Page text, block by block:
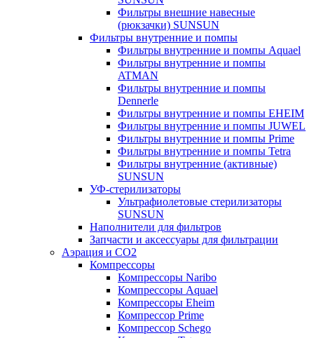
Фильтры внешние навесные
(рюкзачки) SUNSUN
Фильтры внутренние и помпы
Фильтры внутренние и помпы Aquael
Фильтры внутренние и помпы
ATMAN
Фильтры внутренние и помпы
Dennerle
Фильтры внутренние и помпы EHEIM
Фильтры внутренние и помпы JUWEL
Фильтры внутренние и помпы Prime
Фильтры внутренние и помпы Tetra
Фильтры внутренние (активные)
SUNSUN
УФ-стерилизаторы
Ультрафиолетовые стерилизаторы
SUNSUN
Наполнители для фильтров
Запчасти и аксессуары для фильтрации
Аэрация и CO2
Компрессоры
Компрессоры Naribo
Компрессоры Aquael
Компрессоры Eheim
Компрессор Prime
Компрессор Schego